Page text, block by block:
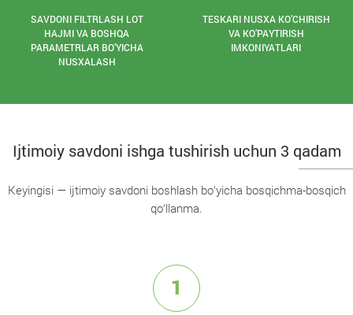
SAVDONI FILTRLASH LOT
HAJMI VA BOSHQA
PARAMETRLAR BO’YICHA
NUSXALASH
TESKARI NUSXA KO’CHIRISH
VA KO’PAYTIRISH
IMKONIYATLARI
Ijtimoiy savdoni ishga tushirish uchun 3 qadam
Keyingisi — ijtimoiy savdoni boshlash bo‘yicha bosqichma-bosqich
qo‘llanma.
1